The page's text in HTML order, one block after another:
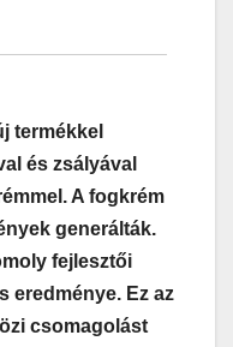
termékkel
és zsályával
A fogkrém
generálták.
fejlesztői
eredménye. Ez az
csomagolást